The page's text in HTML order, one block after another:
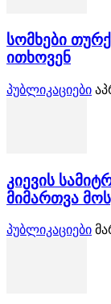
სომხები
ითხოვენ
პუბლიკაციები
კიევის
მიმართვა
პუბლიკაციები